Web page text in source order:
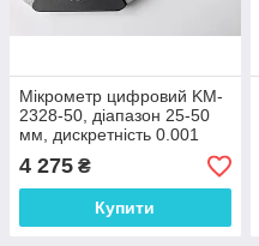
Мікрометр цифровий KM-
2328-50, діапазон 25-50
мм, дискретність 0.001
мм, похибка ±0.003 мм
4 275 ₴
Купити